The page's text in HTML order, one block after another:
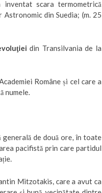
scara termometrică
din Suedia; (m. 25
din Transilvania de la
Române și cel care a
numele.
de două ore, în toate
pacifistă prin care partidul
Mitzotakis, care a avut ca